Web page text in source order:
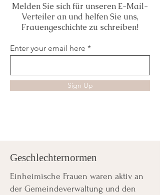
Bibliography Films
Melden Sie sich für unseren E-Mail-
Verteiler an und helfen Sie uns,
Frauengeschichte zu schreiben!
Enter your email here
Sign Up
Geschlechternormen
Einheimische Frauen waren aktiv an
der Gemeindeverwaltung und den